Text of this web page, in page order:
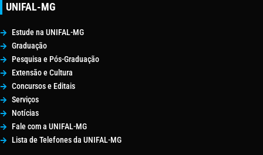
UNIFAL-MG
Estude na UNIFAL-MG
Graduação
Pesquisa e Pós-Graduação
Extensão e Cultura
Concursos e Editais
Serviços
Notícias
Fale com a UNIFAL-MG
Lista de Telefones da UNIFAL-MG